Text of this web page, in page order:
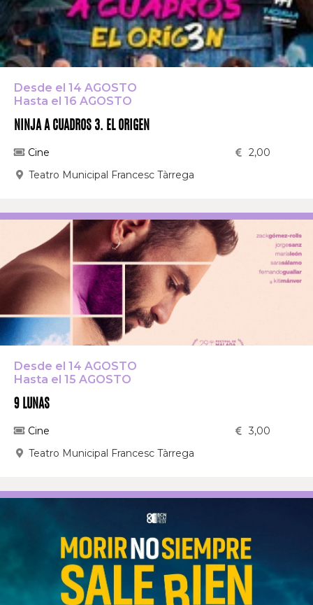
Desde el 14 AGOSTO
Hasta el 16 AGOSTO
NINJA A CUADROS 3. EL ORIGEN
Cine
2,00
Teatro Municipal Francesc Tàrrega
Desde el 14 AGOSTO
Hasta el 15 AGOSTO
9 LUNAS
Cine
3,00
Teatro Municipal Francesc Tàrrega